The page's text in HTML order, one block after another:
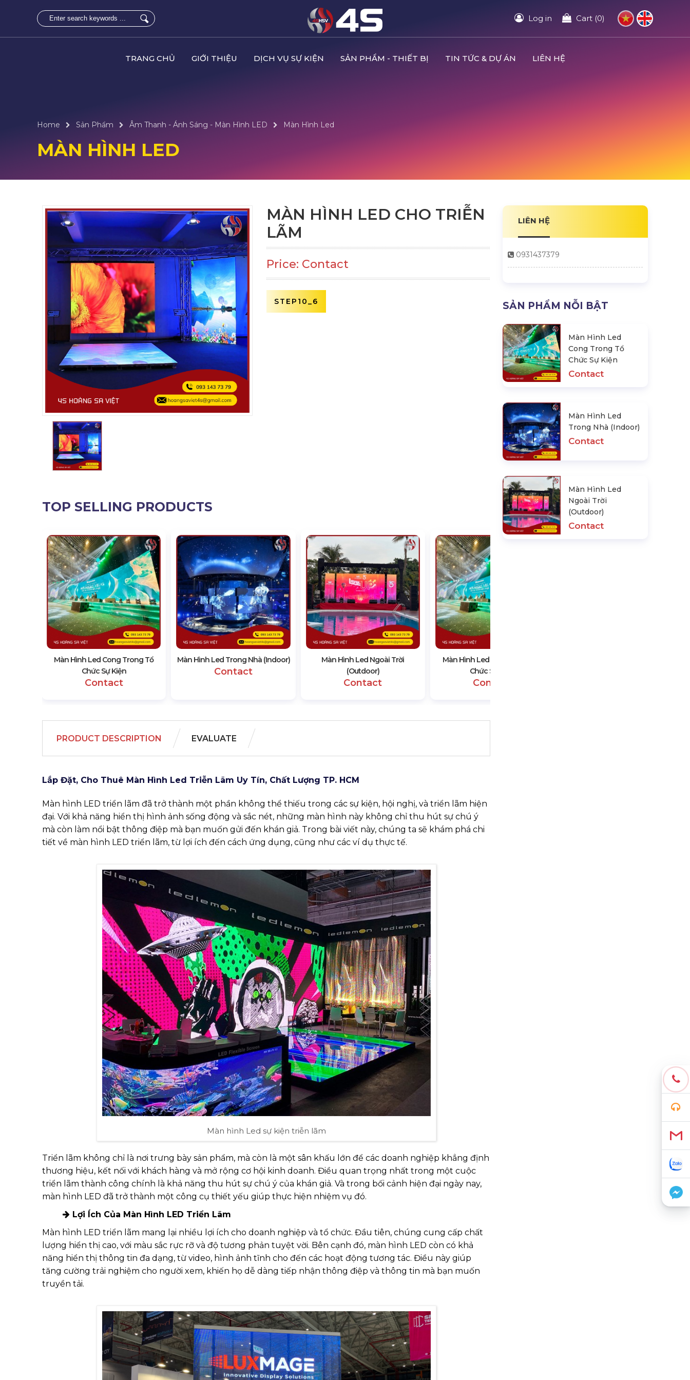
Log in Cart (0)
TRANG CHỦ GIỚI THIỆU DỊCH VỤ SỰ KIỆN SẢN PHẨM - THIẾT BỊ TIN TỨC & DỰ ÁN LIÊN HỆ
Home Sản Phẩm Âm Thanh - Ánh Sáng - Màn Hình LED Màn Hình Led
MÀN HÌNH LED
MÀN HÌNH LED CHO TRIỄN
LÃM
Price: Contact
STEP10_6
TOP SELLING PRODUCTS
Màn Hình Led Cong Trong Tổ
Chức Sự Kiện
Contact
Màn Hình Led Trong Nhà (Indoor)
Contact
Màn Hình Led Ngoài Trời
(Outdoor)
Contact
Màn Hình Led Cong Trong Tổ
Chức Sự Kiện
Contact
PRODUCT DESCRIPTION EVALUATE
Lắp Đặt, Cho Thuê Màn Hình Led Triễn Lãm Uy Tín, Chất Lượng TP. HCM
Màn hình LED triển lãm đã trở thành một phần không thể thiếu trong các sự kiện, hội nghị, và triển lãm hiện
đại. Với khả năng hiển thị hình ảnh sống động và sắc nét, những màn hình này không chỉ thu hút sự chú ý
mà còn làm nổi bật thông điệp mà bạn muốn gửi đến khán giả. Trong bài viết này, chúng ta sẽ khám phá chi
tiết về màn hình LED triển lãm, từ lợi ích đến cách ứng dụng, cũng như các ví dụ thực tế.
Màn hình Led sự kiện triễn lãm
Triển lãm không chỉ là nơi trưng bày sản phẩm, mà còn là một sân khấu lớn để các doanh nghiệp khẳng định
thương hiệu, kết nối với khách hàng và mở rộng cơ hội kinh doanh. Điều quan trọng nhất trong một cuộc
triển lãm thành công chính là khả năng thu hút sự chú ý của khán giả. Và trong bối cảnh hiện đại ngày nay,
màn hình LED đã trở thành một công cụ thiết yếu giúp thực hiện nhiệm vụ đó.
Lợi Ích Của Màn Hình LED Triển Lãm
Màn hình LED triển lãm mang lại nhiều lợi ích cho doanh nghiệp và tổ chức. Đầu tiên, chúng cung cấp chất
lượng hiển thị cao, với màu sắc rực rỡ và độ tương phản tuyệt vời. Bên cạnh đó, màn hình LED còn có khả
năng hiển thị thông tin đa dạng, từ video, hình ảnh tĩnh cho đến các hoạt động tương tác. Điều này giúp
tăng cường trải nghiệm cho người xem, khiến họ dễ dàng tiếp nhận thông điệp và thông tin mà bạn muốn
truyền tải.
LIÊN HỆ
0931437379
SẢN PHẨM NỖI BẬT
Màn Hình Led
Cong Trong Tổ
Chức Sự Kiện
Contact
Màn Hình Led
Trong Nhà (Indoor)
Contact
Màn Hình Led
Ngoài Trời
(Outdoor)
Contact